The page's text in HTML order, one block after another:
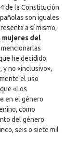
de la Constitución
son iguales
a sí mismo,
mujeres del
he decidido
y no «inclusivo»,
el uso
«Los
en el género
como
del género
seis o siete mil